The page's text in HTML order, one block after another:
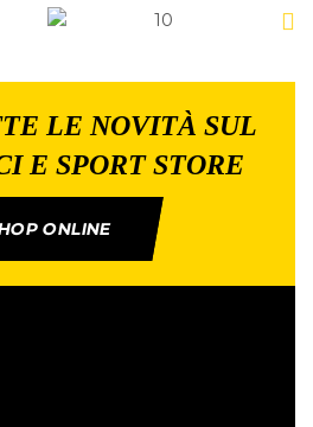
LE NOVITÀ SUL
E SPORT STORE
ONLINE